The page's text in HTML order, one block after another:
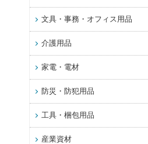
文具・事務・オフィス用品
介護用品
家電・電材
防災・防犯用品
工具・梱包用品
産業資材